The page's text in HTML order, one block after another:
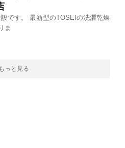
です。 最新型のTOSEIの洗濯乾燥
ま
っと見る